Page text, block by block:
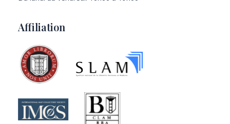
Affiliation